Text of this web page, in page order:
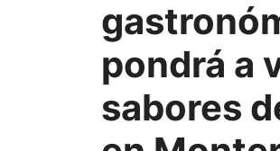
pondrá a
sabores